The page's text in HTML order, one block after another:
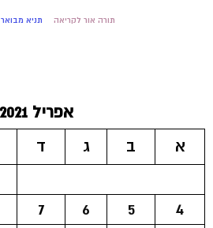
תורה אור לקריאה תניא מבואר
אפריל 2021
א
ב ג ד
4
5
6
7